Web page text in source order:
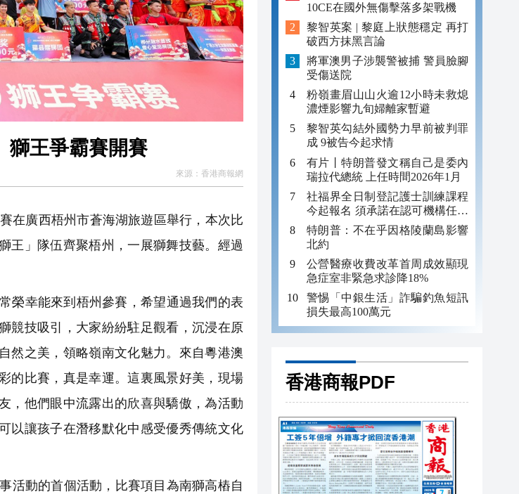
936億
20:40
20:39
篇章
獅王爭霸賽開賽
來源： 香港商報網
在廣西梧州市蒼海湖旅遊區舉行，本次比
王」隊伍齊聚梧州，一展獅舞技藝。經過
榮幸能來到梧州參賽，希望通過我們的表
競技吸引，大家紛紛駐足觀看，沉浸在原
然之美，領略嶺南文化魅力。來自粵港澳
的比賽，真是幸運。這裏風景好美，現場
，他們眼中流露出的欣喜與驕傲，為活動
以讓孩子在潛移默化中感受優秀傳統文化
活動的首個活動，比賽項目為南獅高樁自
10CE在國外無傷擊落多架戰機
黎智英案 | 黎庭上狀態穩定 再打
破西方抹黑言論
將軍澳男子涉襲警被捕 警員臉腳
受傷送院
粉嶺畫眉山山火逾12小時未救熄
濃煙影響九旬婦離家暫避
黎智英勾結外國勢力早前被判罪
成 9被告今起求情
有片丨特朗普發文稱自己是委內
瑞拉代總統 上任時間2026年1月
社福界全日制登記護士訓練課程
今起報名 須承諾在認可機構任職
至少三年
特朗普：不在乎因格陵蘭島影響
北約
公營醫療收費改革首周成效顯現
急症室非緊急求診降18%
警惕「中銀生活」詐騙釣魚短訊
損失最高100萬元
香港商報PDF